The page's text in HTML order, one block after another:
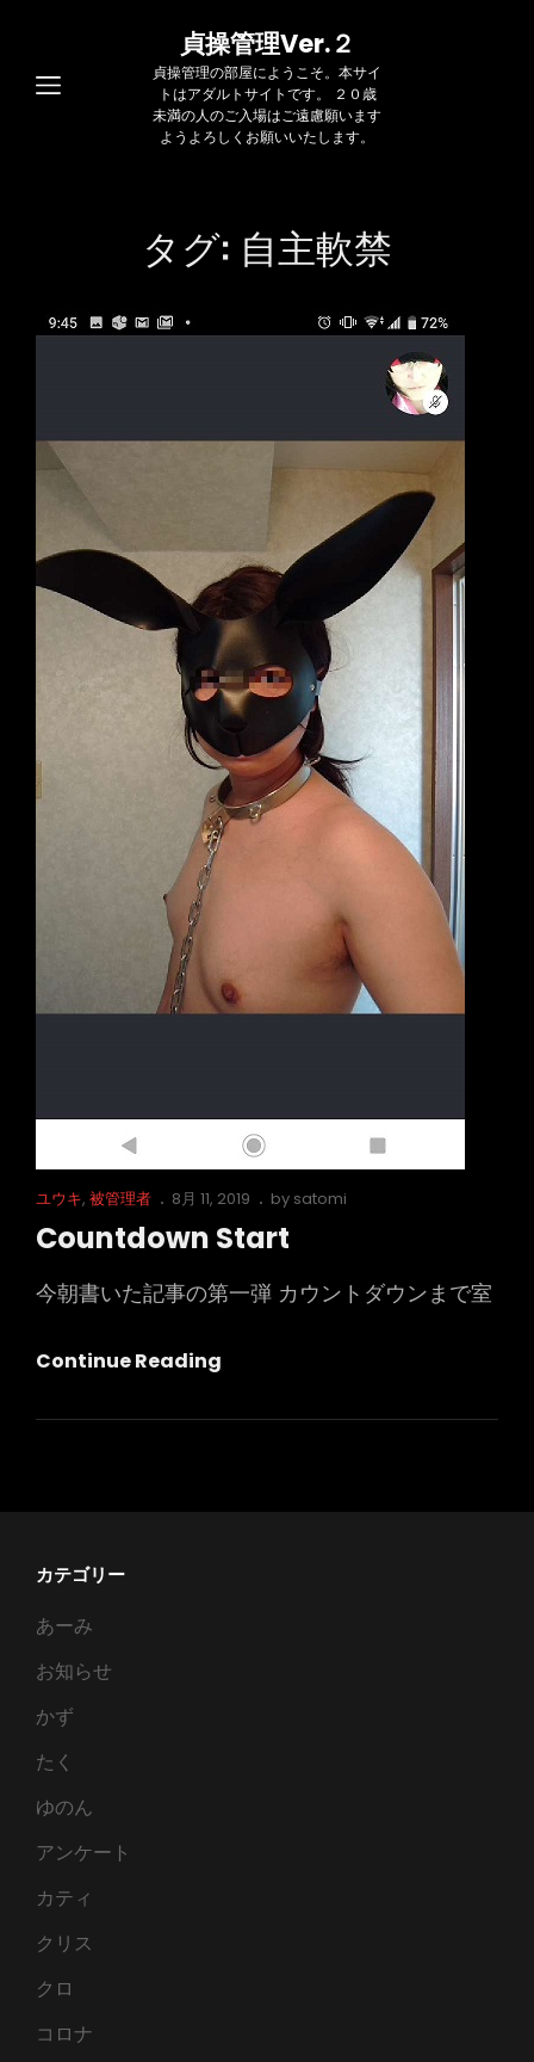
貞操管理Ver.２
貞操管理の部屋にようこそ。本サイ
トはアダルトサイトです。 ２０歳
未満の人のご入場はご遠慮願います
ようよろしくお願いいたします。
タグ: 自主軟禁
Cat
Links
ユウキ, 被管理者
Posted
8月 11, 2019 by satomi
Countdown Start
今朝書いた記事の第一弾 カウントダウンまで室
Continue Reading
カテゴリー
あーみ
お知らせ
かず
たく
ゆのん
アンケート
カティ
クリス
クロ
コロナ